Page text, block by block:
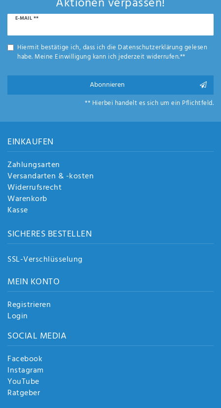
E-MAIL **
Newsletter
Hiermit bestätige ich, dass ich die Daten­schutz­erklärunggelesen
habe. Meine Einwilligung kann ich jederzeit widerrufen.**
Abonnieren
** Hierbei handelt es sich um ein Pflichtfeld.
EINKAUFEN
Zahlungsarten
Versandarten & -kosten
Widerrufsrecht
Warenkorb
Kasse
SICHERES BESTELLEN
SSL-Verschlüsselung
MEIN KONTO
Registrieren
Login
SOCIAL MEDIA
Facebook
Instagram
YouTube
Ratgeber